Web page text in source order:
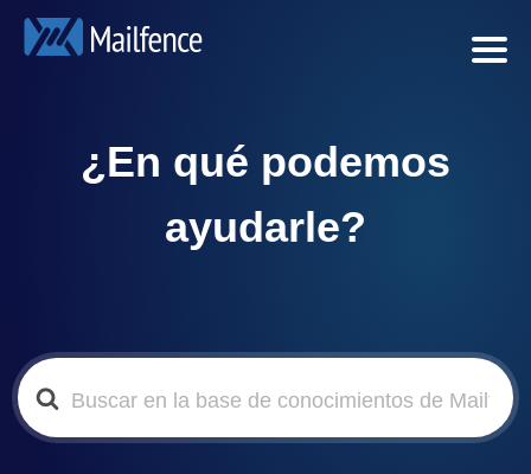
¿En qué podemos
ayudarle?
For